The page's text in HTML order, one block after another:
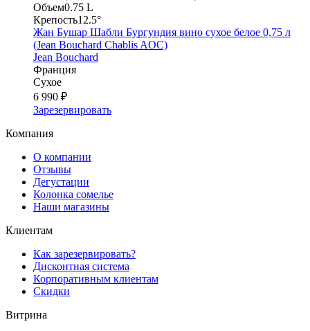
Объем0.75 L
Крепость12.5°
Жан Бушар Шабли Бургундия вино сухое белое 0,75 л
(Jean Bouchard Chablis AOC)
Jean Bouchard
Франция
Сухое
6 990 ₽
Зарезервировать
Компания
О компании
Отзывы
Дегустации
Колонка сомелье
Наши магазины
Клиентам
Как зарезервировать?
Дисконтная система
Корпоративным клиентам
Скидки
Витрина